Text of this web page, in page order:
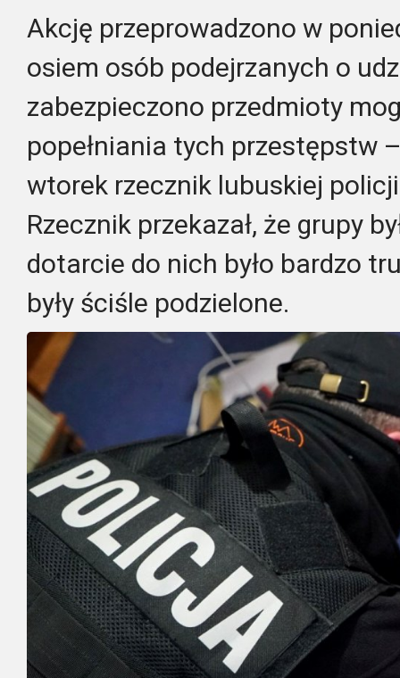
Akcję przeprowadzono w
osiem osób podejrzanych o
zabezpieczono przedmioty
popełniania tych przestępstw
wtorek rzecznik lubuskiej
Rzecznik przekazał, że grupy
dotarcie do nich było bardzo
były ściśle podzielone.